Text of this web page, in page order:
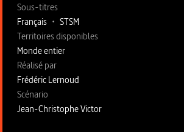
Sous-titres
Français • STSM
Territoires disponibles
Monde entier
Fiche technique section droite
Réalisé par
Frédéric Lernoud
Scénario
Jean-Christophe Victor